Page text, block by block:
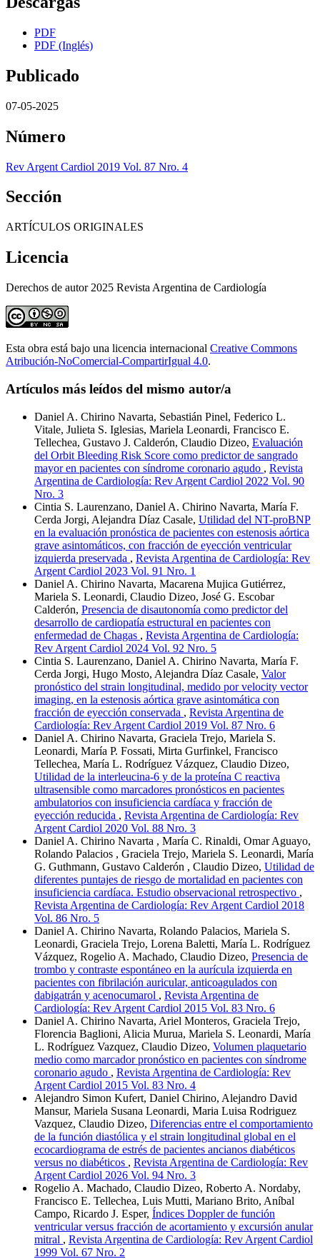
PDF
PDF (Inglés)
Publicado
07-05-2025
Número
Rev Argent Cardiol 2019 Vol. 87 Nro. 4
Sección
ARTÍCULOS ORIGINALES
Licencia
Derechos de autor 2025 Revista Argentina de Cardiología
Esta obra está bajo una licencia internacional Creative Commons
Atribución-NoComercial-CompartirIgual 4.0.
Artículos más leídos del mismo autor/a
Daniel A. Chirino Navarta, Sebastián Pinel, Federico L.
Vitale, Julieta S. Iglesias, Mariela Leonardi, Francisco E.
Tellechea, Gustavo J. Calderón, Claudio Dizeo, Evaluación
del Orbit Bleeding Risk Score como predictor de sangrado
mayor en pacientes con síndrome coronario agudo , Revista
Argentina de Cardiología: Rev Argent Cardiol 2022 Vol. 90
Nro. 3
Cintia S. Laurenzano, Daniel A. Chirino Navarta, María F.
Cerda Jorgi, Alejandra Díaz Casale, Utilidad del NT-proBNP
en la evaluación pronóstica de pacientes con estenosis aórtica
grave asintomáticos, con fracción de eyección ventricular
izquierda preservada , Revista Argentina de Cardiología: Rev
Argent Cardiol 2023 Vol. 91 Nro. 1
Daniel A. Chirino Navarta, Macarena Mujica Gutiérrez,
Mariela S. Leonardi, Claudio Dizeo, José G. Escobar
Calderón, Presencia de disautonomía como predictor del
desarrollo de cardiopatía estructural en pacientes con
enfermedad de Chagas , Revista Argentina de Cardiología:
Rev Argent Cardiol 2024 Vol. 92 Nro. 5
Cintia S. Laurenzano, Daniel A. Chirino Navarta, María F.
Cerda Jorgi, Hugo Mosto, Alejandra Díaz Casale, Valor
pronóstico del strain longitudinal, medido por velocity vector
imaging, en la estenosis aórtica grave asintomática con
fracción de eyección conservada , Revista Argentina de
Cardiología: Rev Argent Cardiol 2019 Vol. 87 Nro. 6
Daniel A. Chirino Navarta, Graciela Trejo, Mariela S.
Leonardi, María P. Fossati, Mirta Gurfinkel, Francisco
Tellechea, María L. Rodríguez Vázquez, Claudio Dizeo,
Utilidad de la interleucina-6 y de la proteína C reactiva
ultrasensible como marcadores pronósticos en pacientes
ambulatorios con insuficiencia cardíaca y fracción de
eyección reducida , Revista Argentina de Cardiología: Rev
Argent Cardiol 2020 Vol. 88 Nro. 3
Daniel A. Chirino Navarta , María C. Rinaldi, Omar Aguayo,
Rolando Palacios , Graciela Trejo, Mariela S. Leonardi, María
G. Guthmann, Gustavo Calderón , Claudio Dizeo, Utilidad de
diferentes puntajes de riesgo de mortalidad en pacientes con
insuficiencia cardíaca. Estudio observacional retrospectivo ,
Revista Argentina de Cardiología: Rev Argent Cardiol 2018
Vol. 86 Nro. 5
Daniel A. Chirino Navarta, Rolando Palacios, Mariela S.
Leonardi, Graciela Trejo, Lorena Baletti, María L. Rodríguez
Vázquez, Rogelio A. Machado, Claudio Dizeo, Presencia de
trombo y contraste espontáneo en la aurícula izquierda en
pacientes con fibrilación auricular, anticoagulados con
dabigatrán y acenocumarol , Revista Argentina de
Cardiología: Rev Argent Cardiol 2015 Vol. 83 Nro. 6
Daniel A. Chirino Navarta, Ariel Monteros, Graciela Trejo,
Florencia Baglioni, Alicia Murua, Mariela S. Leonardi, María
L. Rodríguez Vazquez, Claudio Dizeo, Volumen plaquetario
medio como marcador pronóstico en pacientes con síndrome
coronario agudo , Revista Argentina de Cardiología: Rev
Argent Cardiol 2015 Vol. 83 Nro. 4
Alejandro Simon Kufert, Daniel Chirino, Alejandro David
Mansur, Mariela Susana Leonardi, Maria Luisa Rodriguez
Vazquez, Claudio Dizeo, Diferencias entre el comportamiento
de la función diastólica y el strain longitudinal global en el
ecocardiograma de estrés de pacientes ancianos diabéticos
versus no diabéticos , Revista Argentina de Cardiología: Rev
Argent Cardiol 2026 Vol. 94 Nro. 3
Rogelio A. Machado, Claudio Dizeo, Roberto A. Nordaby,
Francisco E. Tellechea, Luis Mutti, Mariano Brito, Aníbal
Campo, Ricardo J. Esper, Índices Doppler de función
ventricular versus fracción de acortamiento y excursión anular
mitral , Revista Argentina de Cardiología: Rev Argent Cardiol
1999 Vol. 67 Nro. 2